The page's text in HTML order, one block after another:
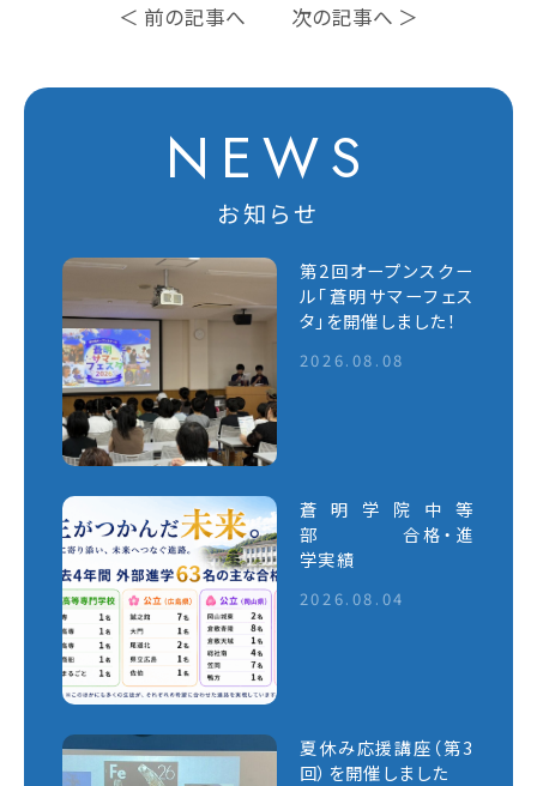
＜ 前の記事へ 次の記事へ ＞
NEWS
お知らせ
第2回オープンスクー
ル「蒼明サマーフェス
タ」を開催しました！
2026.08.08
蒼明学院中等
部 合格・進
学実績
2026.08.04
夏休み応援講座（第3
回）を開催しました